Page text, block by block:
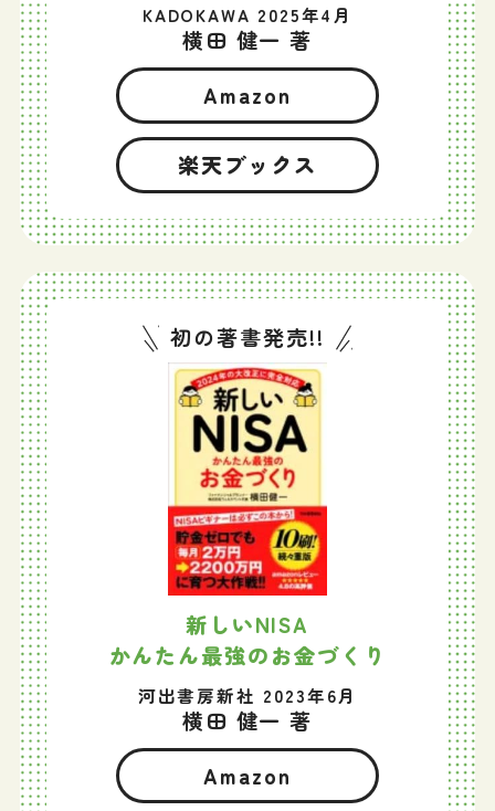
KADOKAWA 2025年4月
横田 健一 著
Amazon
楽天ブックス
初の著書発売!!
新しいNISA
かんたん最強のお金づくり
河出書房新社 2023年6月
横田 健一 著
Amazon